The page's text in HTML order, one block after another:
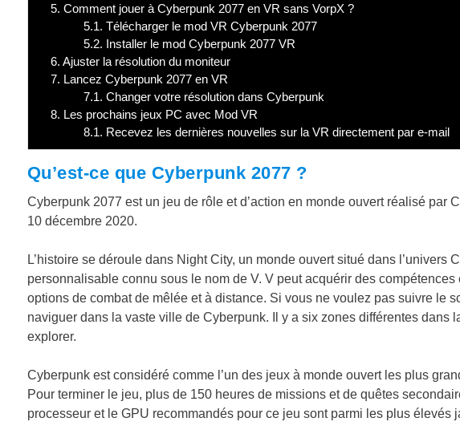
5. Comment jouer à Cyberpunk 2077 en VR sans VorpX ?
5.1. Télécharger le mod VR Cyberpunk 2077
5.2. Installer le mod Cyberpunk 2077 VR
6. Ajuster la résolution du moniteur
7. Lancez Cyberpunk 2077 en VR
7.1. Changer votre résolution dans Cyberpunk
8. Les prochains jeux PC avec Mod VR
8.1. Recevez les dernières nouvelles sur la VR directement par e-mail
Qu’est-ce que Cyberpunk 2077 ?
Cyberpunk 2077 est un jeu de rôle et d’action en monde ouvert réalisé par
10 décembre 2020.
L’histoire se déroule dans Night City, un monde ouvert situé dans l’univers
personnalisable connu sous le nom de V. V peut acquérir des
options de combat de mêlée et à distance. Si vous ne voulez pas suivre le
naviguer dans la vaste ville de Cyberpunk. Il y a six zones différentes dans
explorer.
Cyberpunk est considéré comme l’un des jeux à monde ouvert les plus
Pour terminer le jeu, plus de 150 heures de missions et de quêtes
processeur et le GPU recommandés pour ce jeu sont parmi les plus élevés